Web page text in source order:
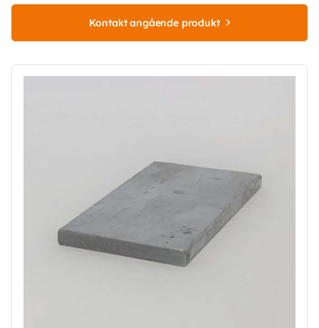
Kontakt angående produkt